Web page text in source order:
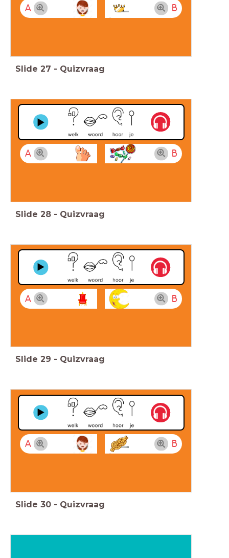
A B
Slide 27 - Quizvraag
A B
Slide 28 - Quizvraag
A B
Slide 29 - Quizvraag
A B
Slide 30 - Quizvraag